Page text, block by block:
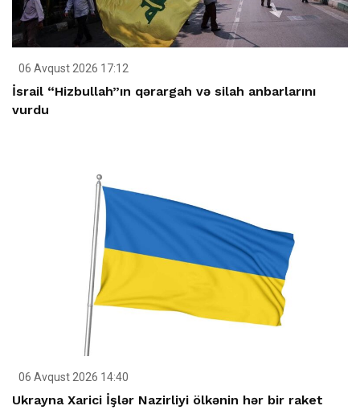
06 Avqust 2026 17:12
İsrail “Hizbullah”ın qərargah və silah anbarlarını
vurdu
06 Avqust 2026 14:40
Ukrayna Xarici İşlər Nazirliyi ölkənin hər bir raket